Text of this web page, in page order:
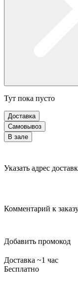
Тут пока пусто
Доставка
Самовывоз
В зале
Указать адрес
Комментарий к
Добавить промокод
Доставка ~1 час
Бесплатно